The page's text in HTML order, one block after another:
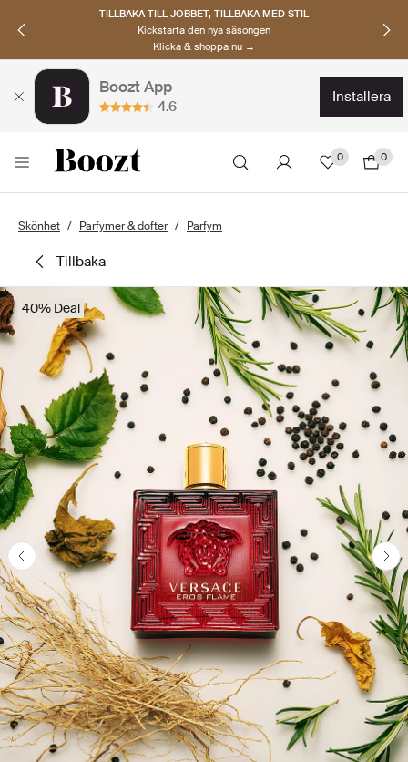
TILLBAKA TILL JOBBET, TILLBAKA MED STIL
Kickstarta den nya säsongen
Klicka & shoppa nu →
Boozt App
4.6
installera
0 0
Skönhet Parfymer & dofter Parfym
tillbaka
40% Deal